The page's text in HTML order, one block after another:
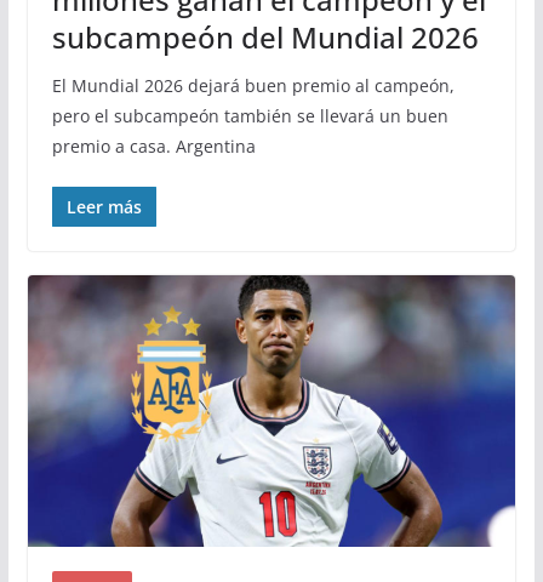
subcampeón del Mundial 2026
El Mundial 2026 dejará buen premio al campeón,
pero el subcampeón también se llevará un buen
premio a casa. Argentina
Leer más